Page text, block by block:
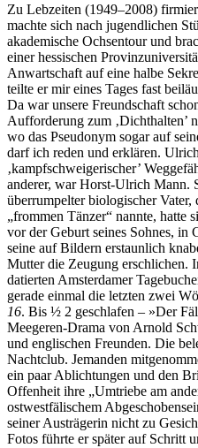
Zu Lebzeiten (1949–2008)
machte sich nach jugendlichen
akademische Ochsentour und
einer hessischen
Anwartschaft auf eine halbe
teilte er mir eines Tages fast
Da war unsere Freundschaft
Aufforderung zum ‚Dichthalten’
wo das Pseudonym sogar auf
darf ich reden und erklären.
‚kampfschweigerischer’
anderer, war Horst-Ulrich Mann.
überrumpelter biologischer
„frommen Tänzer“ nannte, hatte
vor der Geburt seines Sohnes, in
seine auf Bildern erstaunlich
Mutter die Zeugung erschlichen.
datierten Amsterdamer
gerade einmal die letzten zwei
16. Bis ½ 2 geschlafen – »Der
Meegeren-Drama von Arnold
und englischen Freunden. Die
Nachtclub. Jemanden
ein paar Ablichtungen und den
Offenheit ihre „Umtriebe am
ostwestfälischem
seiner Austrägerin nicht zu
Fotos führte er später auf Schritt